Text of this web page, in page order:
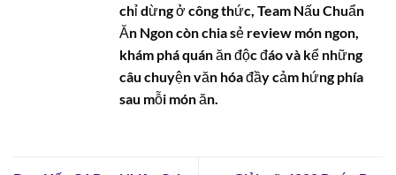
chỉ dừng ở công thức, Team Nấu Chuẩn
Ăn Ngon còn chia sẻ review món ngon,
khám phá quán ăn độc đáo và kể những
câu chuyện văn hóa đầy cảm hứng phía
sau mỗi món ăn.